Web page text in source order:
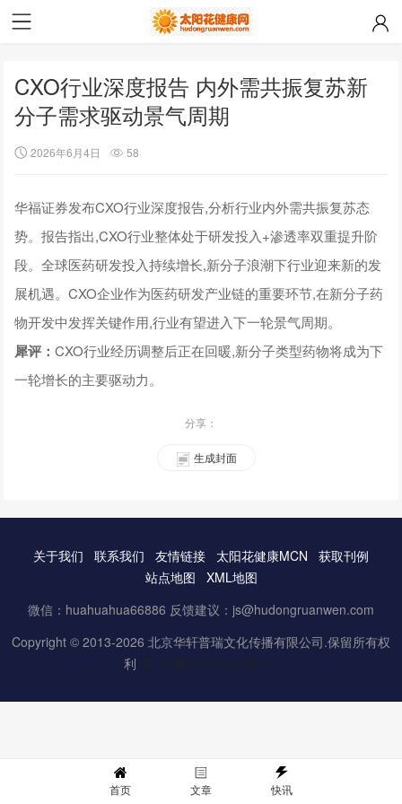
CXO行业深度报告 内外需共振复苏新
分子需求驱动景气周期
2026年6月4日 58
华福证券发布CXO行业深度报告,分析行业内外需共振复苏态
势。报告指出,CXO行业整体处于研发投入+渗透率双重提升阶
段。全球医药研发投入持续增长,新分子浪潮下行业迎来新的发
展机遇。CXO企业作为医药研发产业链的重要环节,在新分子药
物开发中发挥关键作用,行业有望进入下一轮景气周期。
犀评：CXO行业经历调整后正在回暖,新分子类型药物将成为下
一轮增长的主要驱动力。
分享：
生成封面
关于我们 联系我们 友情链接 太阳花健康MCN
获取刊例
站点地图
XML地图
微信：huahuahua66886 反馈建议：js@hudongruanwen.com
Copyright © 2013-2026 北京华轩普瑞文化传播有限公司.保留所有权
利 京ICP备16061888号-3
首页 文章 快讯